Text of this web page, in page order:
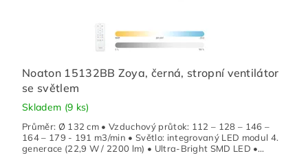
Noaton 15132BB Zoya, černá, stropní ventilátor
se světlem
Skladem (9 ks)
Průměr: Ø 132 cm • Vzduchový průtok: 112 – 128 – 146 –
164 – 179 - 191 m3/min • Světlo: integrovaný LED modul 4.
generace (22,9 W / 2200 lm) • Ultra-Bright SMD LED •...